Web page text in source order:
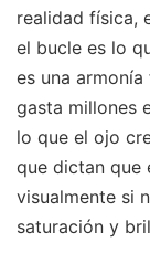
realidad física,
el bucle es lo
es una
gasta millones
lo que el ojo
que dictan que
visualmente si
saturación y